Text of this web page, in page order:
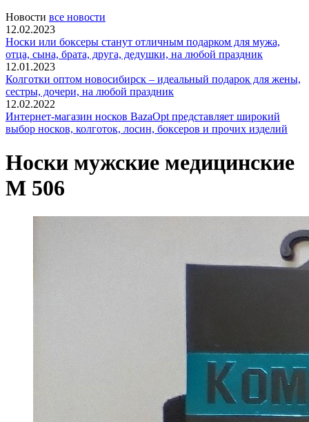
Новости все новости
12.02.2023
Носки или боксеры станут отличным подарком для мужа,
отца, сына, брата, друга, дедушки, на любой праздник
12.01.2023
Колготки оптом новосибирск – идеальный подарок для жены,
сестры, дочери, на любой праздник
12.02.2022
Интернет-магазин носков BazaOpt представляет широкий
выбор носков, колготок, лосин, боксеров и прочих изделий
Носки мужские медицинские
М 506